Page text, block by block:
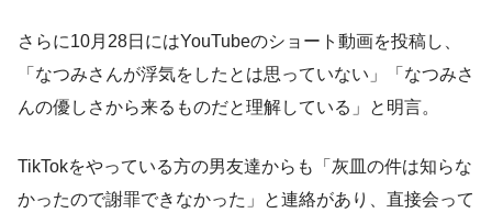
さらに10月28日にはYouTubeのショート動画を投稿し、
「なつみさんが浮気をしたとは思っていない」「なつみさ
んの優しさから来るものだと理解している」と明言。
TikTokをやっている方の男友達からも「灰皿の件は知らな
かったので謝罪できなかった」と連絡があり、直接会って